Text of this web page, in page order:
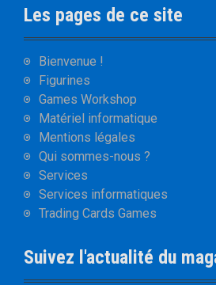
Les pages de ce site
Bienvenue !
Figurines
Games Workshop
Matériel informatique
Mentions légales
Qui sommes-nous ?
Services
Services informatiques
Trading Cards Games
Suivez l'actualité du